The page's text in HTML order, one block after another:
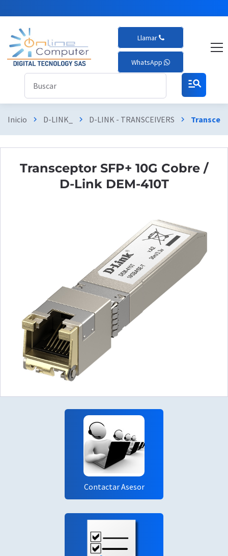
Llamar
WhatsApp
manage_search
Inicio chevron_right D-LINK_ chevron_right D-LINK - TRANSCEIVERS chevron_right
Transceptor SFP+ 10G Cobre /
D-Link DEM-410T
Contactar Asesor